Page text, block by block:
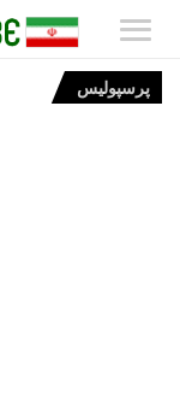
پرسپولیس